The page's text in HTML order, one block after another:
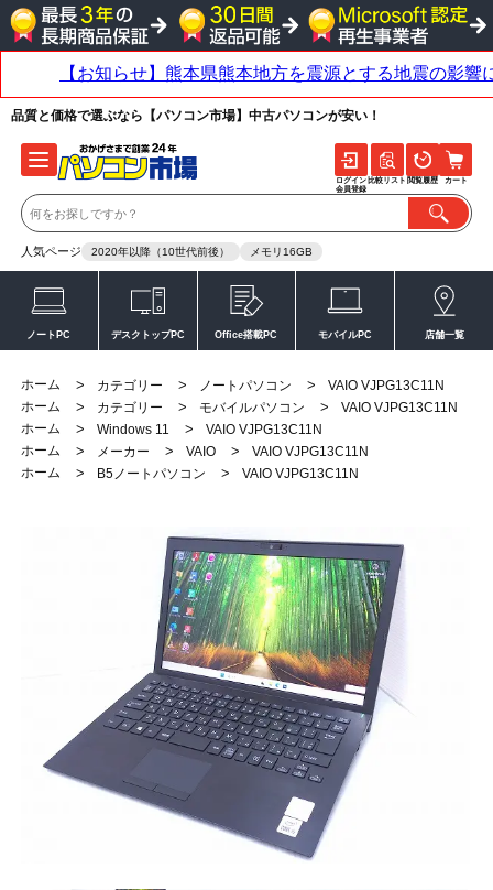
品質と価格で選ぶなら【パソコン市場】中古パソコンが安い！
人気ページ 2020年以降（10世代前後） メモリ16GB
ログイン
会員登録
比較リスト 閲覧履歴 カート
ノートPC デスクトップPC Office搭載PC モバイルPC 店舗一覧
ホーム > カテゴリー > ノートパソコン >
VAIO VJPG13C11N
ホーム
> カテゴリー > モバイルパソコン >
VAIO VJPG13C11N
ホーム
> Windows 11 >
VAIO VJPG13C11N
ホーム
> メーカー > VAIO >
VAIO VJPG13C11N
ホーム
> B5ノートパソコン > VAIO VJPG13C11N